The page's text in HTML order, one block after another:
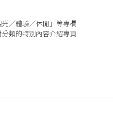
光／體驗／休閒 」等專欄
分類的特別內容介紹專頁